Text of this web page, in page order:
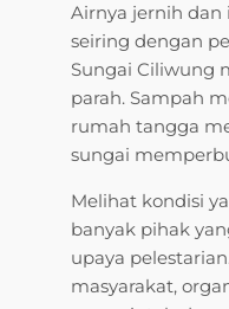
Airnya jernih
seiring dengan
Sungai Ciliwung
parah. Sampah
rumah tangga
sungai
Melihat kondisi
banyak pihak
upaya
masyarakat,